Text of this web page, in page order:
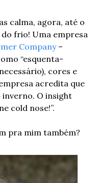
calma, agora, até o
frio! Uma empresa
Company –
“esquenta-
cores e
acredita que
inverno. O insight
cold nose!”.
pra mim também?